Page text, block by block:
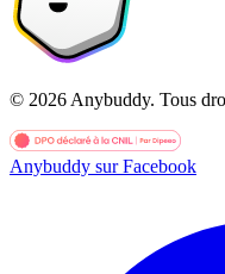
© 2026 Anybuddy. Tous
Anybuddy sur Facebook